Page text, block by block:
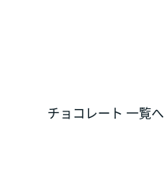
チョコレート 一覧へ